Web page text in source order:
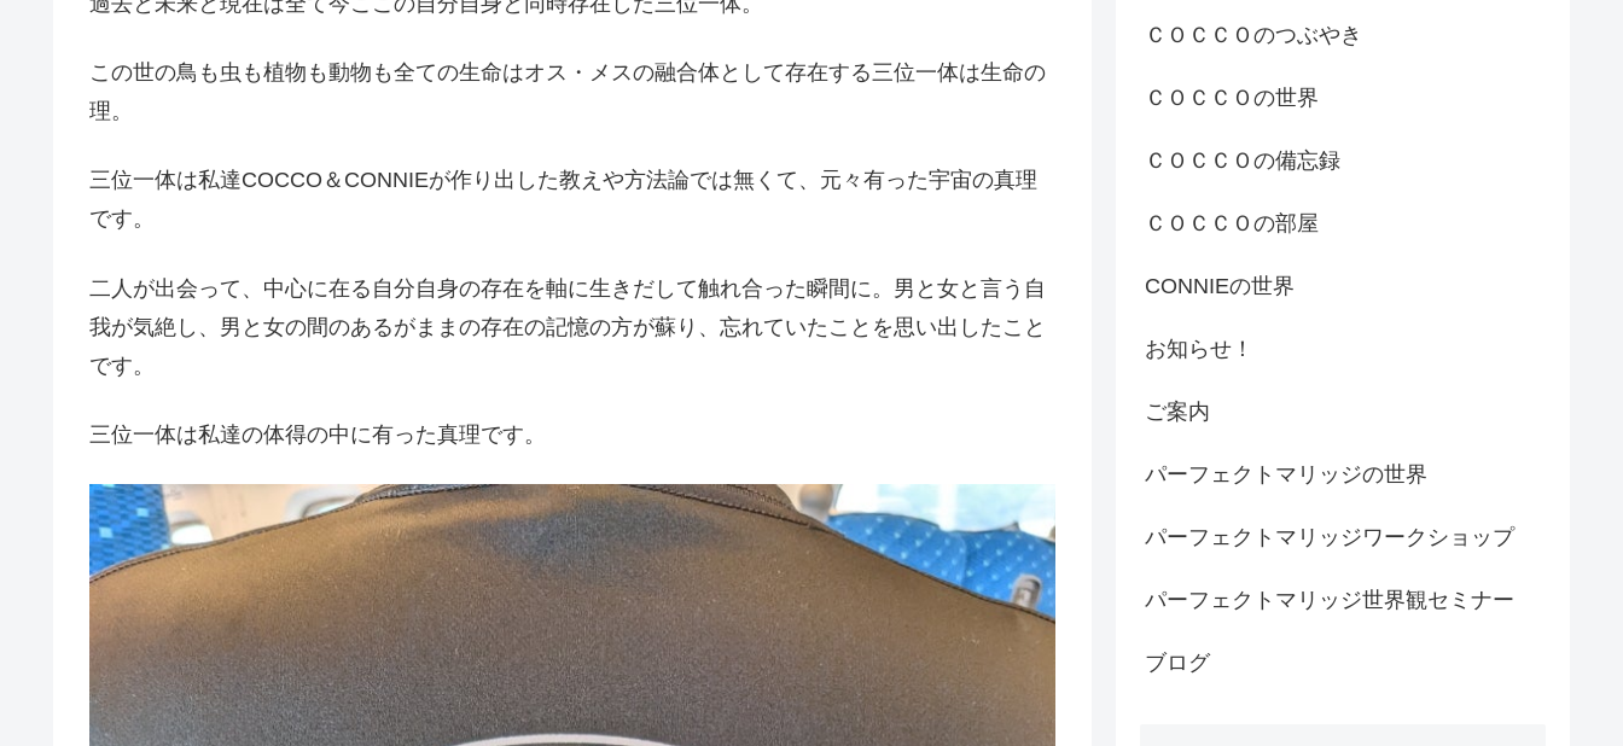
この世の鳥も虫も植物も動物も全ての生命はオス・メスの融合体として存在する三位一体は生命の
理。
三位一体は私達COCCO＆CONNIEが作り出した教えや方法論では無くて、元々有った宇宙の真理
です。
二人が出会って、中心に在る自分自身の存在を軸に生きだして触れ合った瞬間に。男と女と言う自
我が気絶し、男と女の間のあるがままの存在の記憶の方が蘇り、忘れていたことを思い出したこと
です。
三位一体は私達の体得の中に有った真理です。
ＣＯＣＣＯのつぶやき
ＣＯＣＣＯの世界
ＣＯＣＣＯの備忘録
ＣＯＣＣＯの部屋
CONNIEの世界
お知らせ！
ご案内
パーフェクトマリッジの世界
パーフェクトマリッジワークショップ
パーフェクトマリッジ世界観セミナー
ブログ